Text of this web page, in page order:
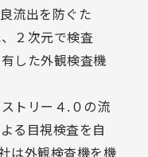
流出を防ぐた
２次元で検査
した外観検査機
トリー４.０の流
る目視検査を自
は外観検査機を機